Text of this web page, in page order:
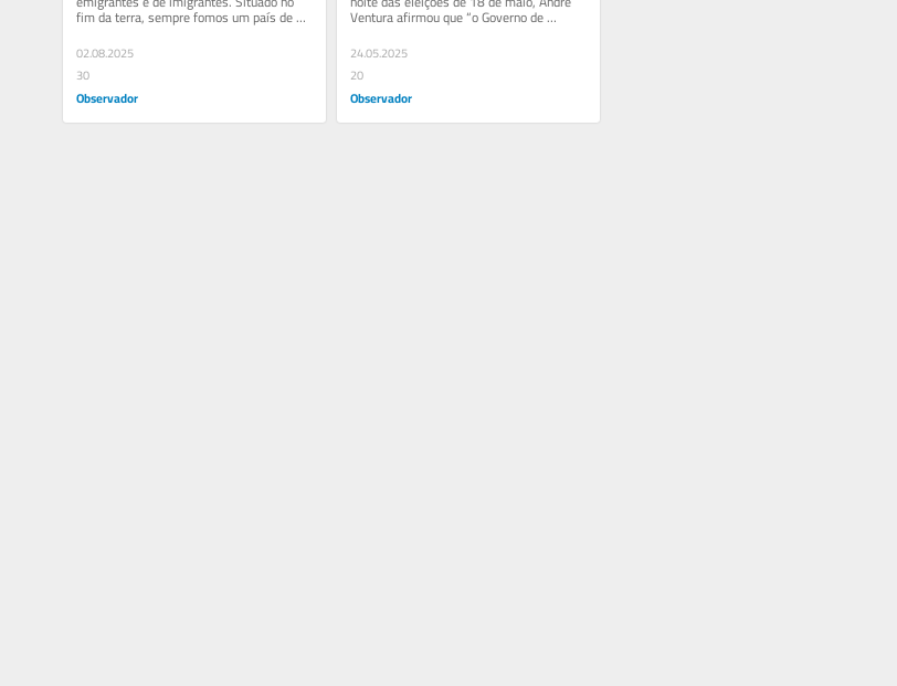
fim da terra, sempre fomos um país de
migrantes. Todos sabemos dos...
02.08.2025
30
Observador
Ventura afirmou que “o Governo de
Portugal depende do Chega e só...
24.05.2025
20
Observador